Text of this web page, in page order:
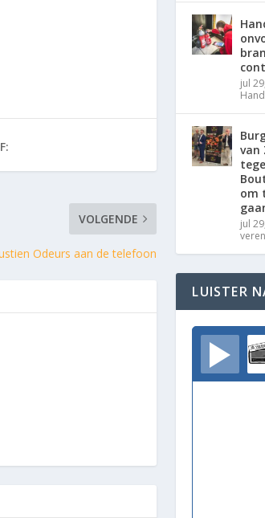
VOLGENDE
Odeurs aan de telefoon
jul
van
om
jul
LUISTER